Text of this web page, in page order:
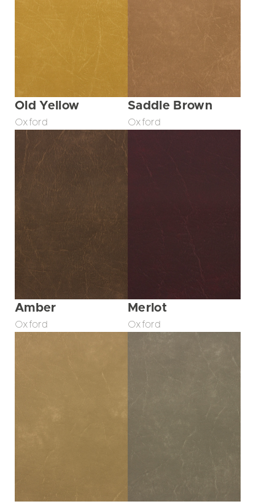
Old Yellow
Oxford
Saddle Brown
Oxford
Amber
Oxford
Merlot
Oxford